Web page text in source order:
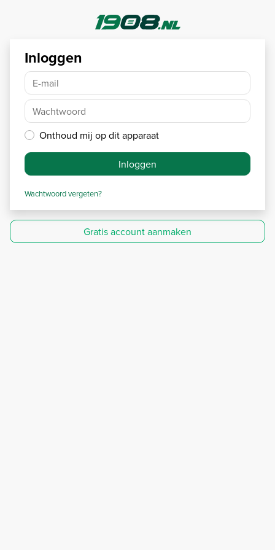
Inloggen
E-mail
Wachtwoord
Onthoud mij op dit apparaat
Inloggen
Wachtwoord vergeten?
Gratis account aanmaken